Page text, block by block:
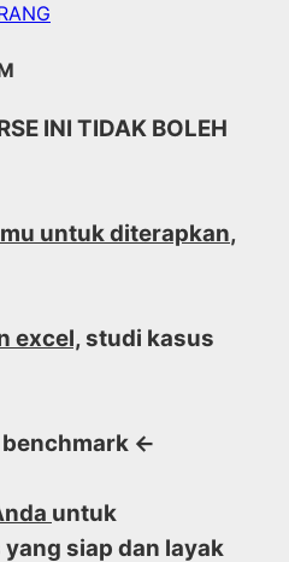
INI TIDAK BOLEH
untuk diterapkan,
excel,studi kasus
<-
untuk
siap dan layak